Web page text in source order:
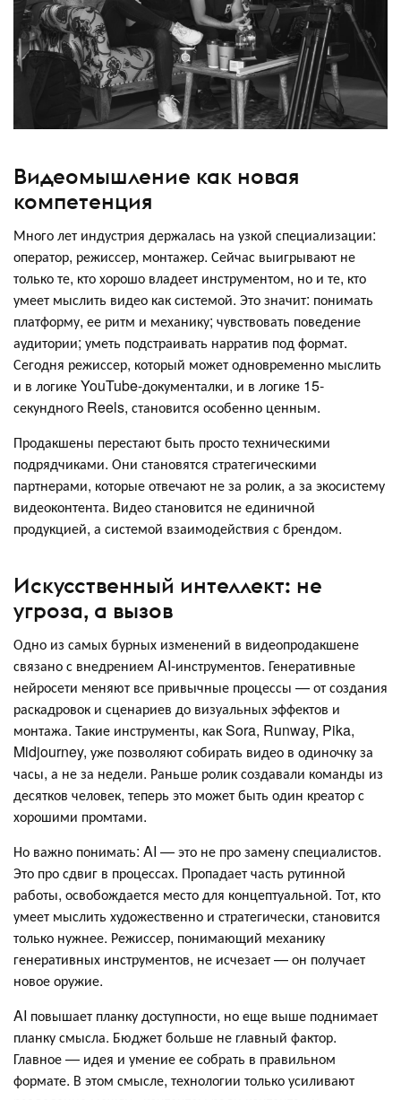
Видеомышление как новая
компетенция
Много лет индустрия держалась на узкой специализации:
оператор, режиссер, монтажер. Сейчас выигрывают не
только те, кто хорошо владеет инструментом, но и те, кто
умеет мыслить видео как системой. Это значит: понимать
платформу, ее ритм и механику; чувствовать поведение
аудитории; уметь подстраивать нарратив под формат.
Сегодня режиссер, который может одновременно мыслить
и в логике YouTube-документалки, и в логике 15-
секундного Reels, становится особенно ценным.
Продакшены перестают быть просто техническими
подрядчиками. Они становятся стратегическими
партнерами, которые отвечают не за ролик, а за экосистему
видеоконтента. Видео становится не единичной
продукцией, а системой взаимодействия с брендом.
Искусственный интеллект: не
угроза, а вызов
Одно из самых бурных изменений в видеопродакшене
связано с внедрением AI-инструментов. Генеративные
нейросети меняют все привычные процессы — от создания
раскадровок и сценариев до визуальных эффектов и
монтажа. Такие инструменты, как Sora, Runway, Pika,
Midjourney, уже позволяют собирать видео в одиночку за
часы, а не за недели. Раньше ролик создавали команды из
десятков человек, теперь это может быть один креатор с
хорошими промтами.
Но важно понимать: AI — это не про замену специалистов.
Это про сдвиг в процессах. Пропадает часть рутинной
работы, освобождается место для концептуальной. Тот, кто
умеет мыслить художественно и стратегически, становится
только нужнее. Режиссер, понимающий механику
генеративных инструментов, не исчезает — он получает
новое оружие.
AI повышает планку доступности, но еще выше поднимает
планку смысла. Бюджет больше не главный фактор.
Главное — идея и умение ее собрать в правильном
формате. В этом смысле, технологии только усиливают